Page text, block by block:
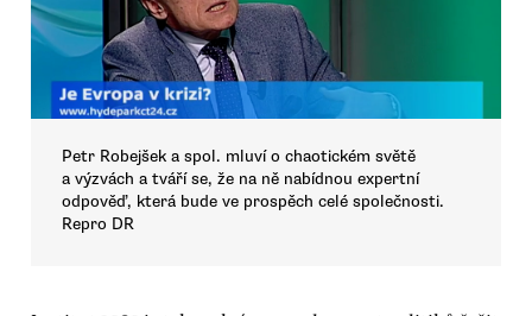
Petr Robejšek a spol. mluví o chaotickém světě
a výzvách a tváří se, že na ně nabídnou expertní
odpověď, která bude ve prospěch celé společnosti.
Repro DR